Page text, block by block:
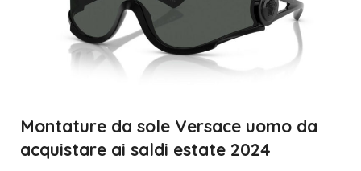
Montature da sole Versace uomo da
acquistare ai saldi estate 2024